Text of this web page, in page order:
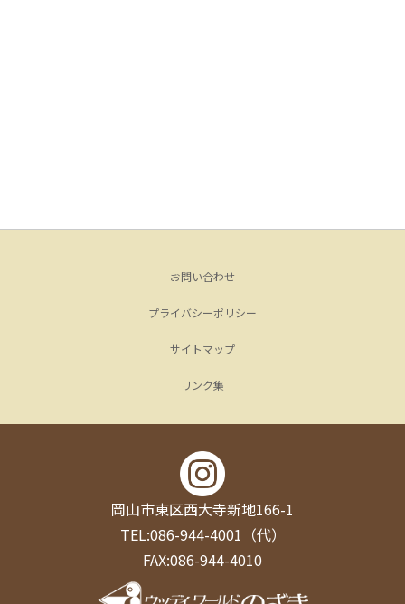
お問い合わせ
プライバシーポリシー
サイトマップ
リンク集
岡山市東区西大寺新地166-1
TEL:086-944-4001（代）
FAX:086-944-4010